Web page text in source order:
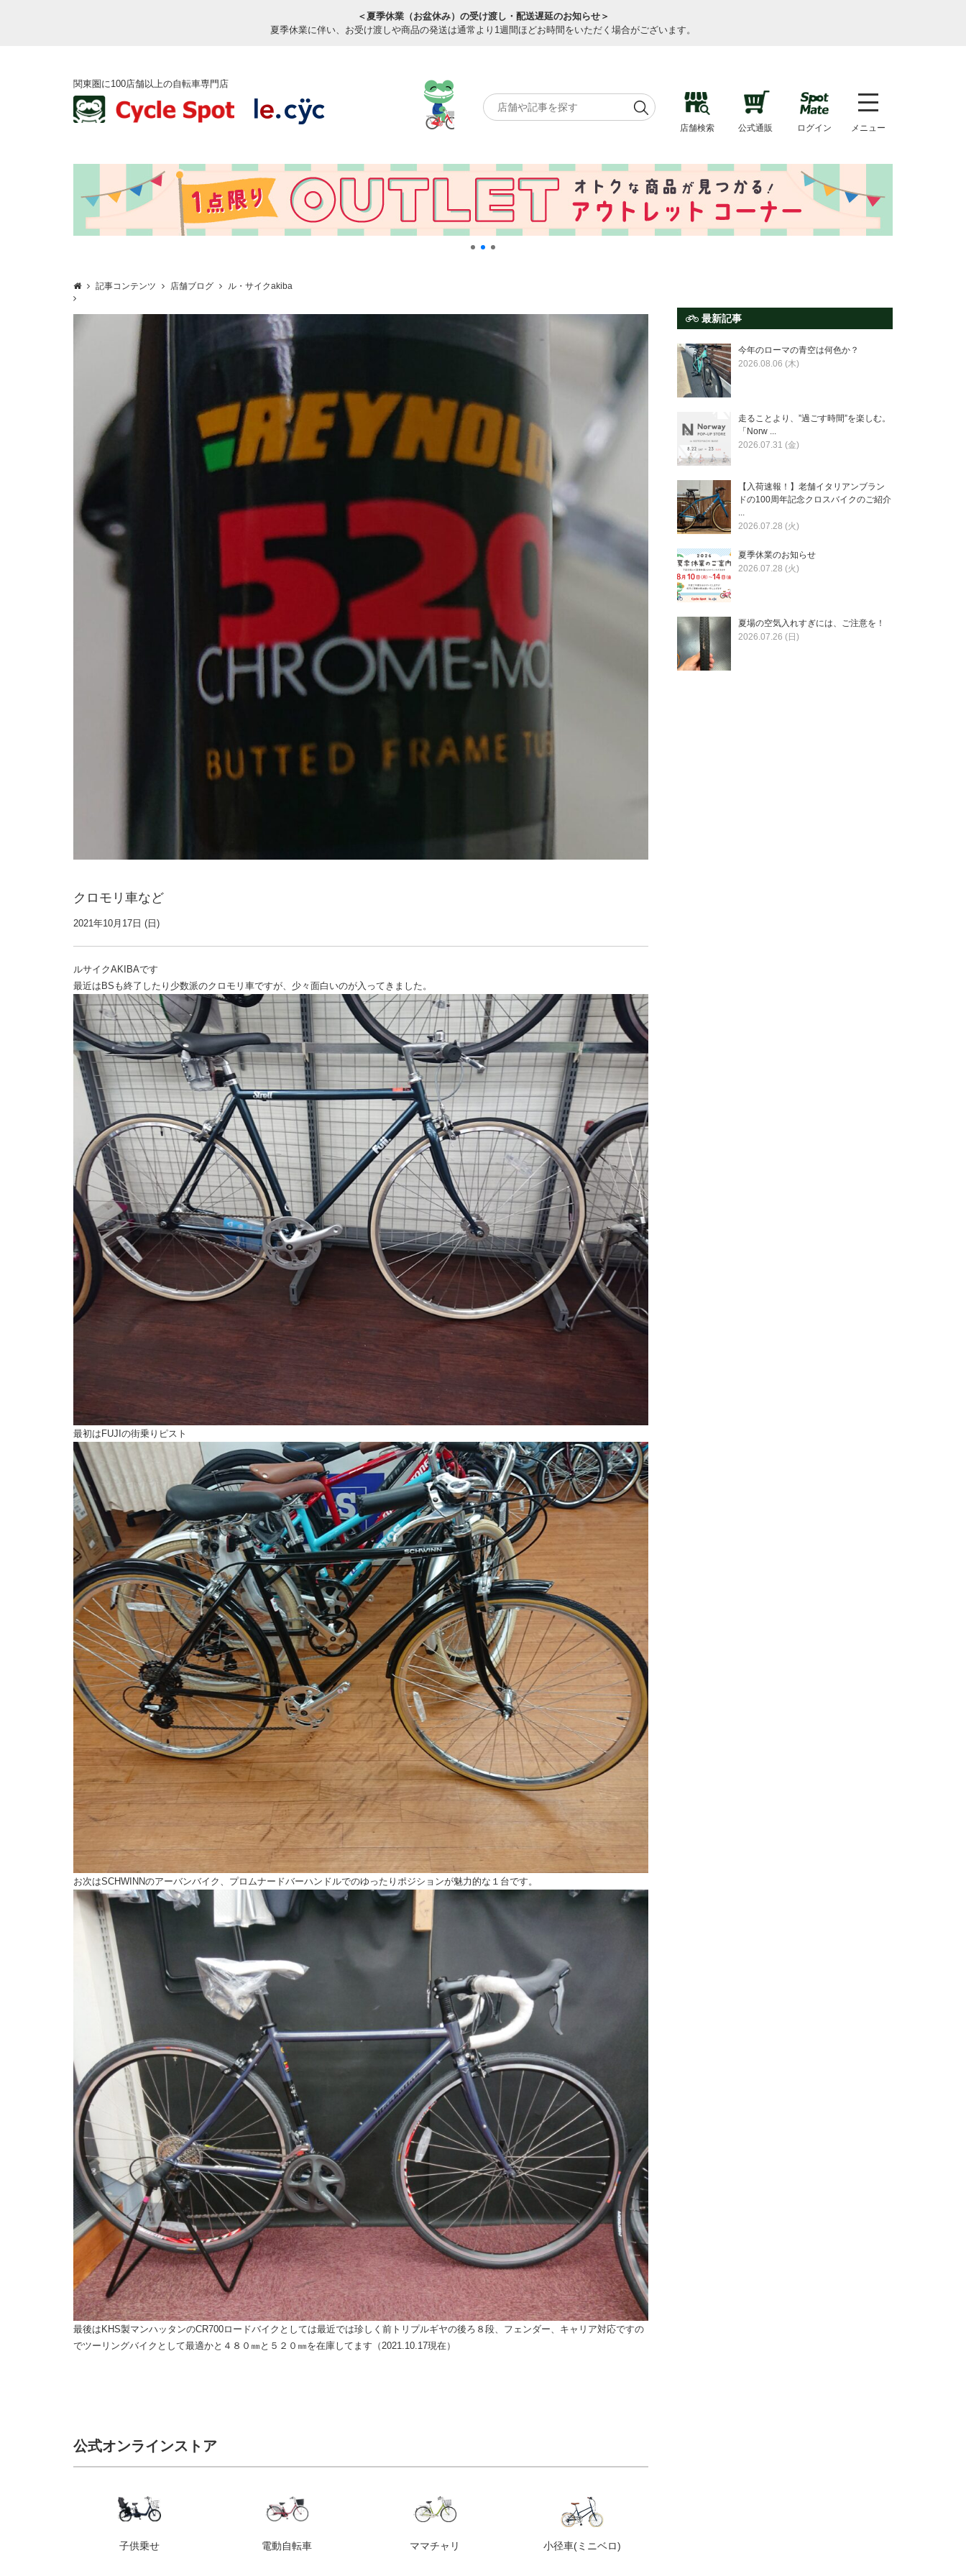
＜夏季休業（お盆休み）の受け渡し・配送遅延のお知らせ＞
夏季休業に伴い、お受け渡しや商品の発送は通常より1週間ほどお時間をいただく場合がございます。
関東圏に100店舗以上の自転車専門店
店舗検索 公式通販 ログイン メニュー
記事コンテンツ 店舗ブログ ル・サイクakiba
クロモリ車など
2021年10月17日 (日)
ルサイクAKIBAです
最近はBSも終了したり少数派のクロモリ車ですが、少々面白いのが入ってきました。
最初はFUJIの街乗りピスト
お次はSCHWINNのアーバンバイク、プロムナードバーハンドルでのゆったりポジションが魅力的な１台です。
最後はKHS製マンハッタンのCR700ロードバイクとしては最近では珍しく前トリプルギヤの後ろ８段、フェンダー、キャリア対応ですの
でツーリングバイクとして最適かと４８０㎜と５２０㎜を在庫してます（2021.10.17現在）
公式オンラインストア
子供乗せ 電動自転車 ママチャリ 小径車(ミニベロ)
最新記事
今年のローマの青空は何色か？
2026.08.06 (木)
走ることより、”過ごす時間”を楽しむ。
「Norw ...
2026.07.31 (金)
【入荷速報！】老舗イタリアンブラン
ドの100周年記念クロスバイクのご紹介
...
2026.07.28 (火)
夏季休業のお知らせ
2026.07.28 (火)
夏場の空気入れすぎには、ご注意を！
2026.07.26 (日)